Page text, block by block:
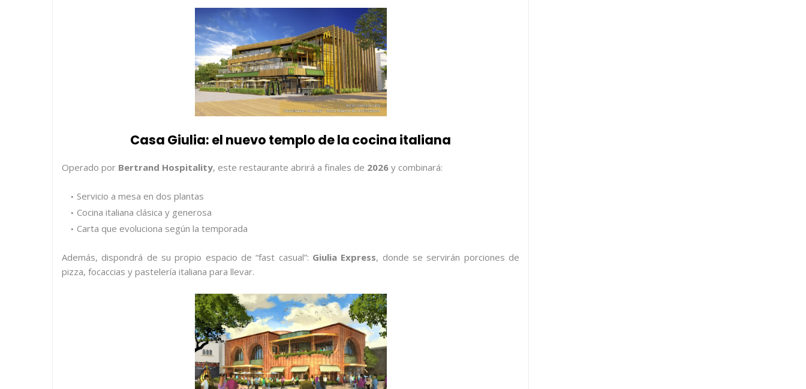
Casa Giulia: el nuevo templo de la cocina italiana
Operado por Bertrand Hospitality, este restaurante abrirá a finales de 2026 y combinará:
Servicio a mesa en dos plantas
Cocina italiana clásica y generosa
Carta que evoluciona según la temporada
Además, dispondrá de su propio espacio de “fast casual”: Giulia Express, donde se servirán porciones de
pizza, focaccias y pastelería italiana para llevar.